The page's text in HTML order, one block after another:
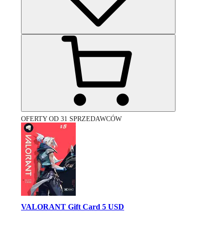
OFERTY OD 31 SPRZEDAWCÓW
VALORANT Gift Card 5 USD